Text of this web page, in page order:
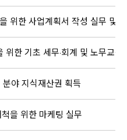
위한 사업계획서 작성 실무 및
한 기초 세무·회계 및 노무교육
분야 지식재산권 획득
을 위한 마케팅 실무